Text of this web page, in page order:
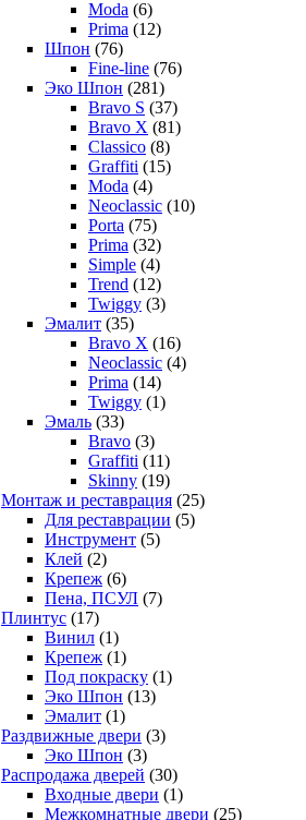
Moda (6)
Prima (12)
Шпон (76)
Fine-line (76)
Эко Шпон (281)
Bravo S (37)
Bravo X (81)
Classico (8)
Graffiti (15)
Moda (4)
Neoclassic (10)
Porta (75)
Prima (32)
Simple (4)
Trend (12)
Twiggy (3)
Эмалит (35)
Bravo X (16)
Neoclassic (4)
Prima (14)
Twiggy (1)
Эмаль (33)
Bravo (3)
Graffiti (11)
Skinny (19)
Монтаж и реставрация (25)
Для реставрации (5)
Инструмент (5)
Клей (2)
Крепеж (6)
Пена, ПСУЛ (7)
Плинтус (17)
Винил (1)
Крепеж (1)
Под покраску (1)
Эко Шпон (13)
Эмалит (1)
Раздвижные двери (3)
Эко Шпон (3)
Распродажа дверей (30)
Входные двери (1)
Межкомнатные двери (25)